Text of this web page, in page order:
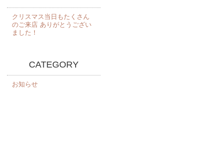
クリスマス当日もたくさん
のご来店 ありがとうござい
ました！️
CATEGORY
お知らせ